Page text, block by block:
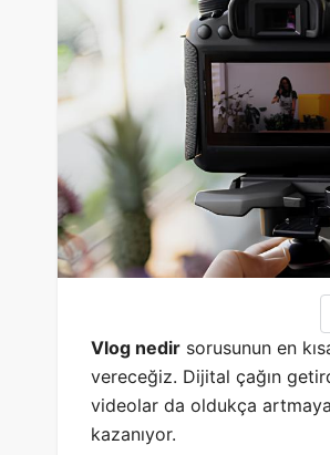
Vlog nedir sorusunun en
vereceğiz. Dijital çağın
videolar da oldukça
kazanıyor.